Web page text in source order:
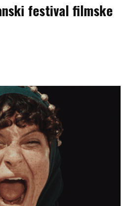
festival filmske